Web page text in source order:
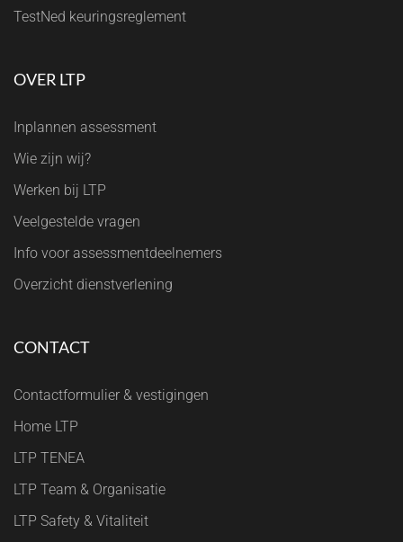
TestNed keuringsreglement
OVER LTP
Inplannen assessment
Wie zijn wij?
Werken bij LTP
Veelgestelde vragen
Info voor assessmentdeelnemers
Overzicht dienstverlening
CONTACT
Contactformulier & vestigingen
Home LTP
LTP TENEA
LTP Team & Organisatie
LTP Safety & Vitaliteit